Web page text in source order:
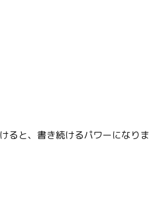
ると、書き続けるパワーになりま